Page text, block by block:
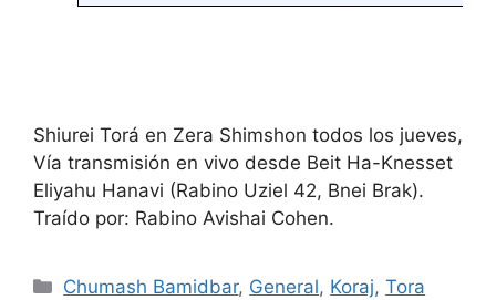
Shiurei Torá en Zera Shimshon todos los jueves,
Vía transmisión en vivo desde Beit Ha-Knesset
Eliyahu Hanavi (Rabino Uziel 42, Bnei Brak).
Traído por: Rabino Avishai Cohen.
Chumash Bamidbar, General, Koraj,Tora